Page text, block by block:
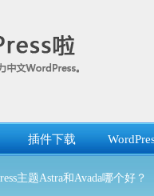
插件下载
主题Astra和Avada哪个好？